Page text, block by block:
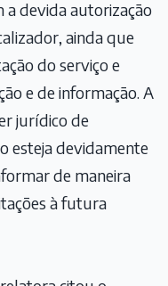
a devida autorização
ainda que
do serviço e
e de informação. A
jurídico de
esteja devidamente
de maneira
à futura